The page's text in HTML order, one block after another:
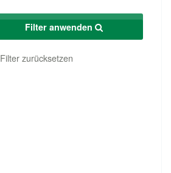
Filter anwenden
Filter zurücksetzen